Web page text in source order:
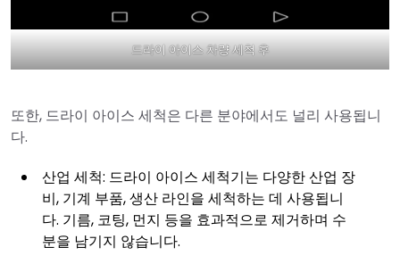
드라이 아이스 차량 세척 후
또한, 드라이 아이스 세척은 다른 분야에서도 널리 사용됩니
다.
산업 세척: 드라이 아이스 세척기는 다양한 산업 장
비, 기계 부품, 생산 라인을 세척하는 데 사용됩니
다. 기름, 코팅, 먼지 등을 효과적으로 제거하며 수
분을 남기지 않습니다.